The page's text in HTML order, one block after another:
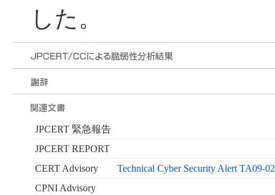
した。
JPCERT 緊急報告
JPCERT REPORT
CERT Advisory
Technical Cyber Security Alert TA09-
CPNI Advisory